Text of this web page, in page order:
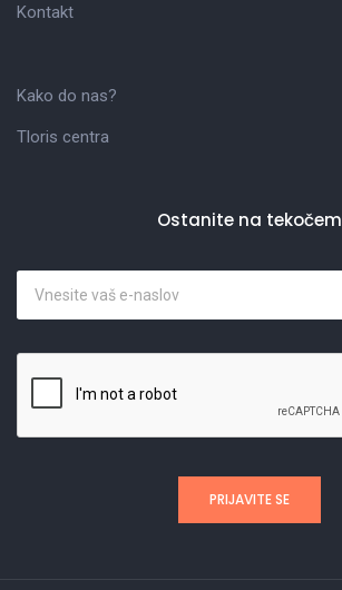
Kontakt
Kako do nas?
Tloris centra
Ostanite na tekočem
PRIJAVITE SE